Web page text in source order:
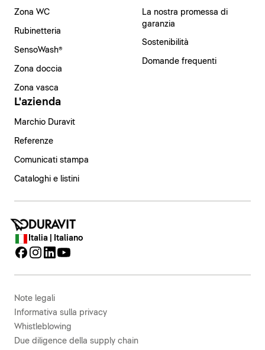
Zona WC
Rubinetteria
SensoWash®
Zona doccia
Zona vasca
La nostra promessa di
garanzia
Sostenibilità
Domande frequenti
L'azienda
Marchio Duravit
Referenze
Comunicati stampa
Cataloghi e listini
Italia | Italiano
Note legali
Informativa sulla privacy
Whistleblowing
Due diligence della supply chain